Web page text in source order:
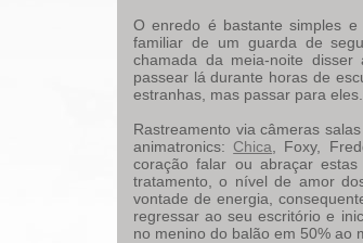
O enredo é bastante simples
familiar de um guarda de
chamada da meia-noite
passear lá durante horas de
estranhas, mas passar para
Rastreamento via câmeras
animatronics: Chica , Foxy,
coração falar ou abraçar
tratamento, o nível de amor
vontade de energia,
regressar ao seu escritório e
no menino do balão em 50% ao